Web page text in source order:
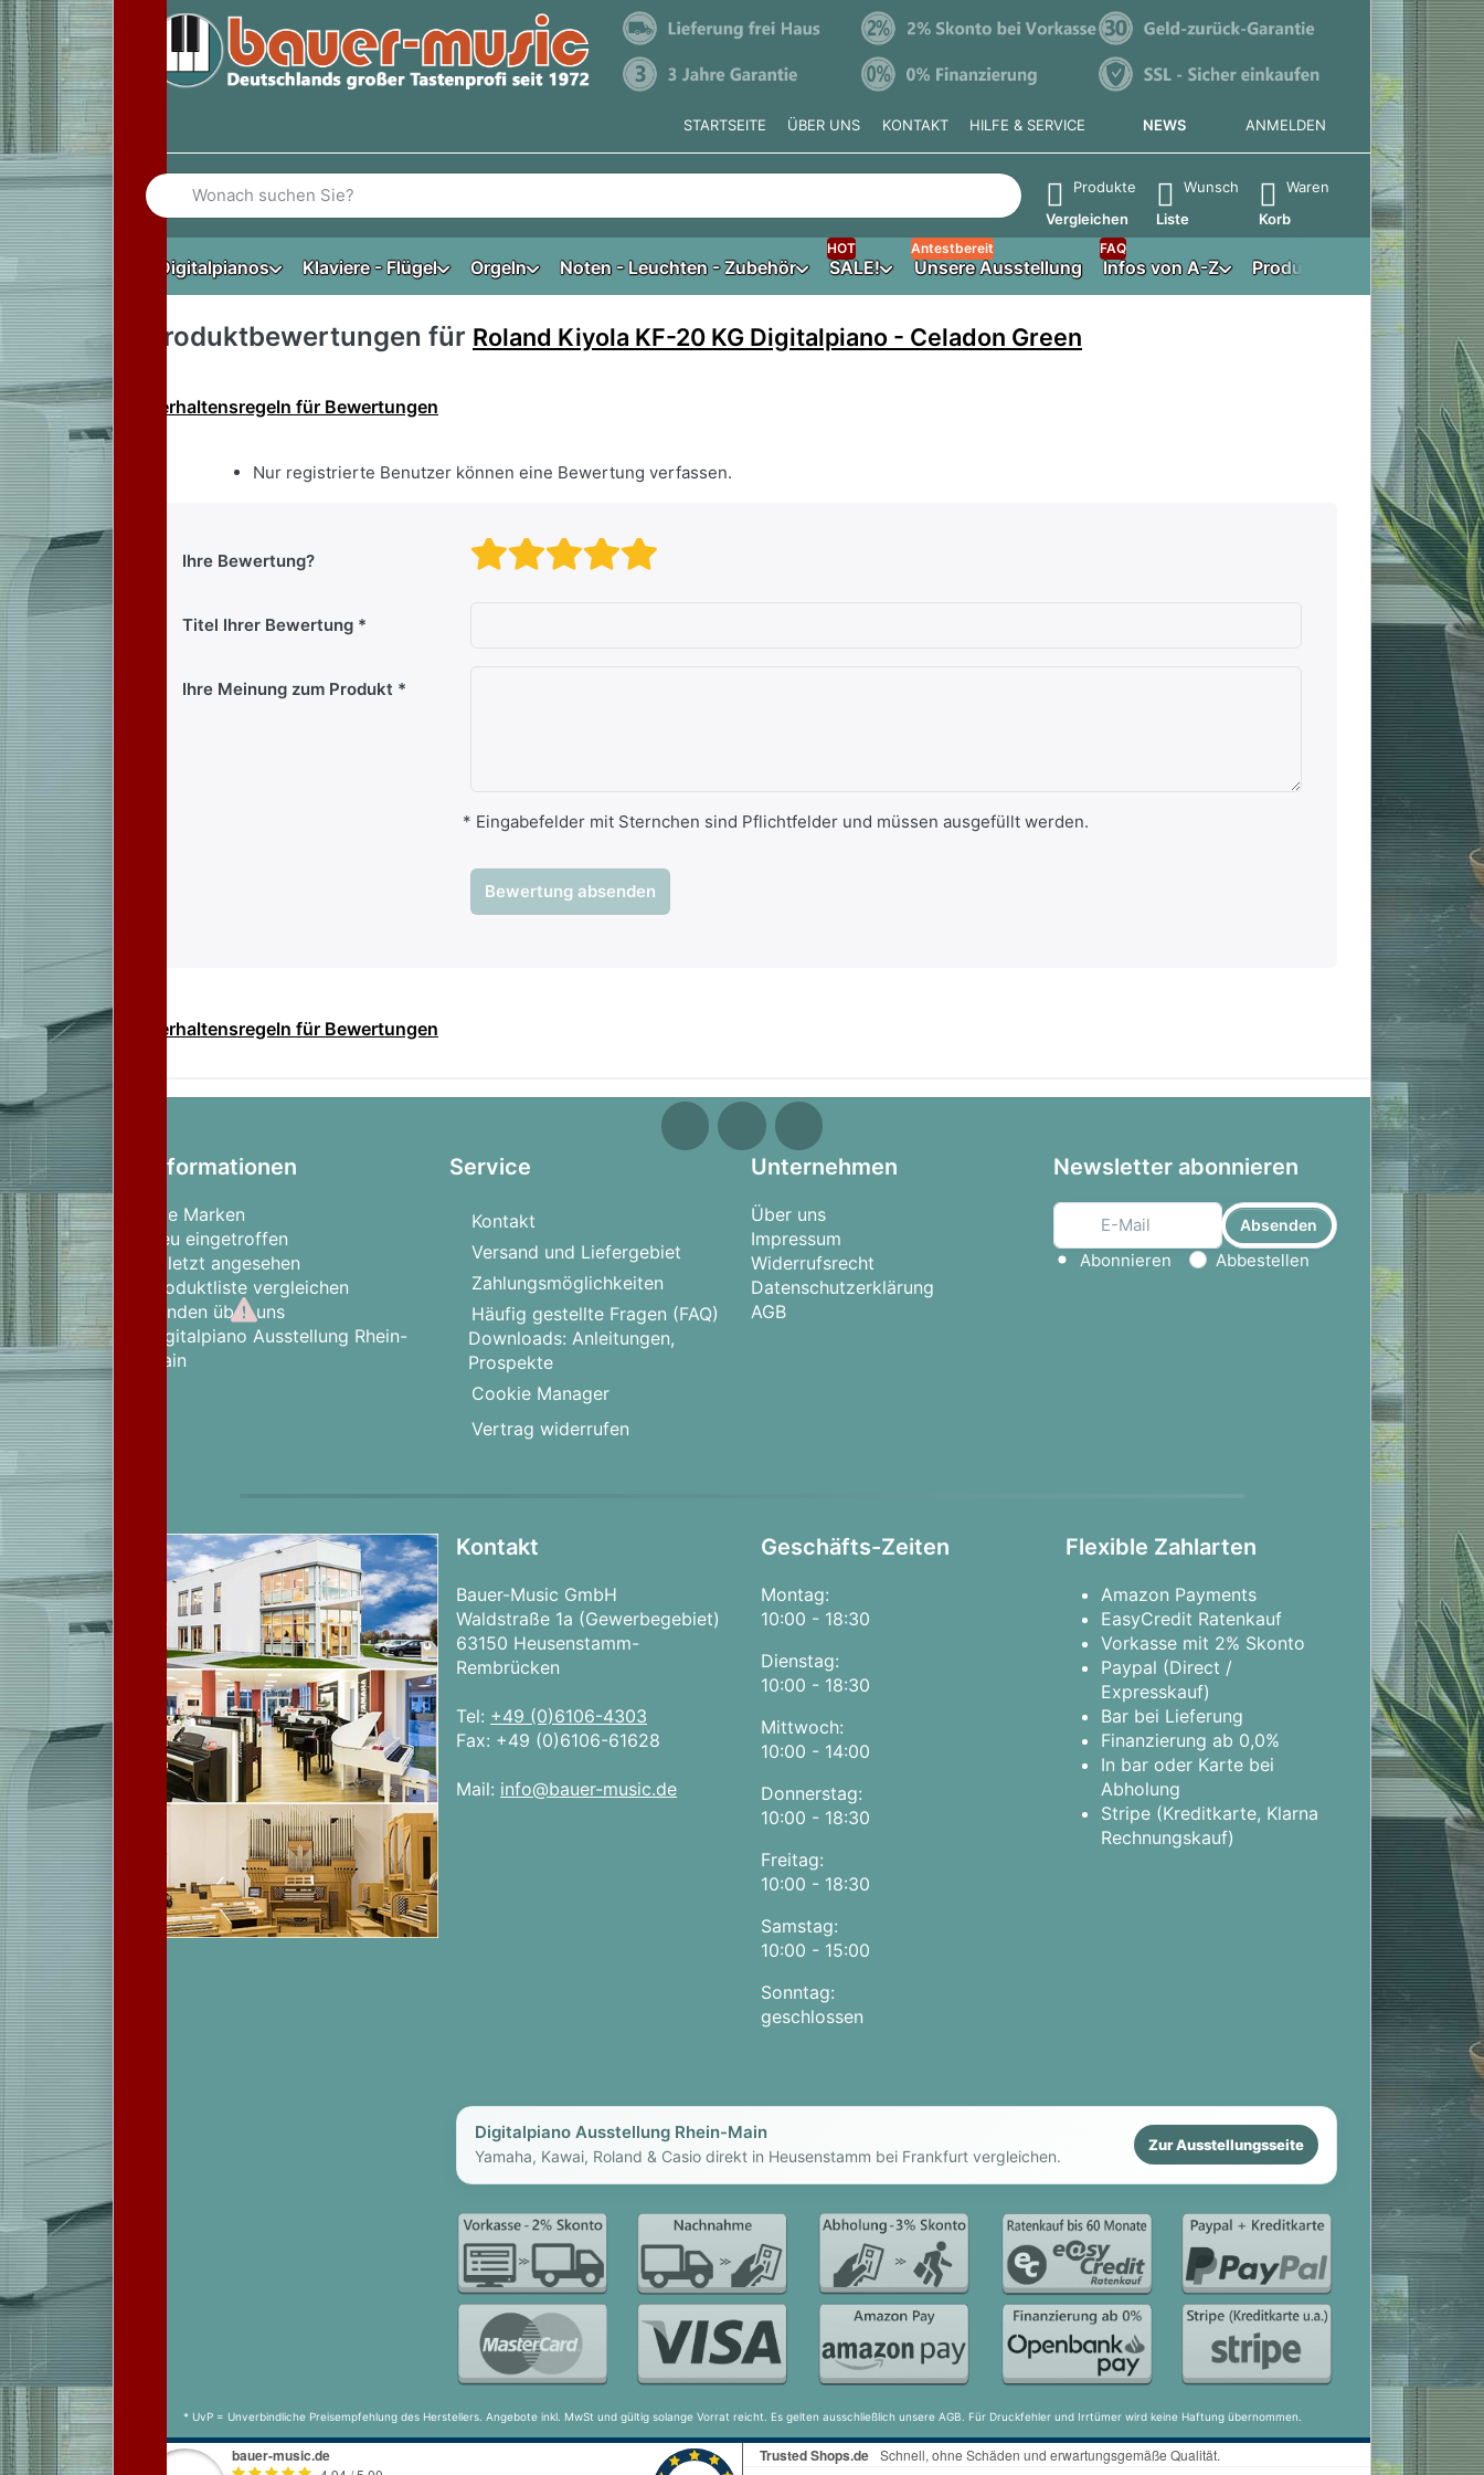
STARTSEITE ÜBER UNS KONTAKT HILFE & SERVICE NEWS ANMELDEN
Geben Sie einen Suchbegriff ein. Während Sie tippen, erscheinen automatisch erste Ergebnisse. Drücken Sie die Eingabetaste, um alle Ergebnisse aufzurufen.
Produkte
Vergleichen
Wunsch
Liste
Waren
Korb
Digitalpianos Klaviere - Flügel Orgeln Noten - Leuchten - Zubehör SALE!
HOT
Unsere Ausstellung
Antestbereit
Infos von A-Z
FAQ
Produktberater
Produktbewertungen für Roland Kiyola KF-20 KG Digitalpiano - Celadon Green
Verhaltensregeln für Bewertungen
Nur registrierte Benutzer können eine Bewertung verfassen.
Ihre Bewertung? Bewertung: 4 von 5 Sternen.
Bewertung: 3 von 5 Sternen.
Bewertung: 2 von 5 Sternen.
Bewertung: 1 von 5 Sternen. schlecht
Titel Ihrer Bewertung
Ihre Meinung zum Produkt
* Eingabefelder mit Sternchen sind Pflichtfelder und müssen ausgefüllt werden.
Bewertung absenden
Verhaltensregeln für Bewertungen
Informationen
Alle Marken
Neu eingetroffen
Zuletzt angesehen
Produktliste vergleichen
Kunden über uns
Digitalpiano Ausstellung Rhein-
Main
Service
Kontakt
Versand und Liefergebiet
Zahlungsmöglichkeiten
Häufig gestellte Fragen (FAQ)
Downloads: Anleitungen,
Prospekte
Cookie Manager
Vertrag widerrufen
Unternehmen
Über uns
Impressum
Widerrufsrecht
Datenschutzerklärung
AGB
Newsletter abonnieren
Absenden
Aktion wählen
Abonnieren Abbestellen
Kontakt
Bauer-Music GmbH
Waldstraße 1a (Gewerbegebiet)
63150 Heusenstamm-
Rembrücken
Tel: +49 (0)6106-4303
Fax: +49 (0)6106-61628
Mail: info@bauer-music.de
Geschäfts-Zeiten
Montag:
10:00 - 18:30
Dienstag:
10:00 - 18:30
Mittwoch:
10:00 - 14:00
Donnerstag:
10:00 - 18:30
Freitag:
10:00 - 18:30
Samstag:
10:00 - 15:00
Sonntag:
geschlossen
Flexible Zahlarten
Amazon Payments
EasyCredit Ratenkauf
Vorkasse mit 2% Skonto
Paypal (Direct /
Expresskauf)
Bar bei Lieferung
Finanzierung ab 0,0%
In bar oder Karte bei
Abholung
Stripe (Kreditkarte, Klarna
Rechnungskauf)
Digitalpiano Ausstellung Rhein-Main
Yamaha, Kawai, Roland & Casio direkt in Heusenstamm bei Frankfurt vergleichen.
Zur Ausstellungsseite
* UvP = Unverbindliche Preisempfehlung des Herstellers. Angebote inkl. MwSt und gültig solange Vorrat reicht. Es gelten ausschließlich unsere AGB. Für Druckfehler und Irrtümer wird keine Haftung übernommen.